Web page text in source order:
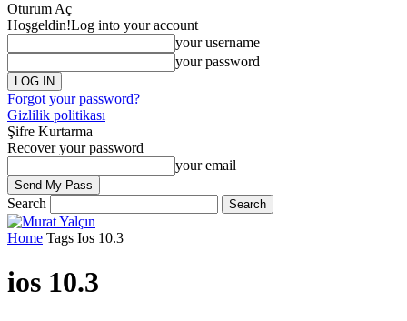
Oturum Aç
Hoşgeldin!Log into your account
your username
your password
Forgot your password?
Gizlilik politikası
Şifre Kurtarma
Recover your password
your email
Search
Home Tags Ios 10.3
ios 10.3